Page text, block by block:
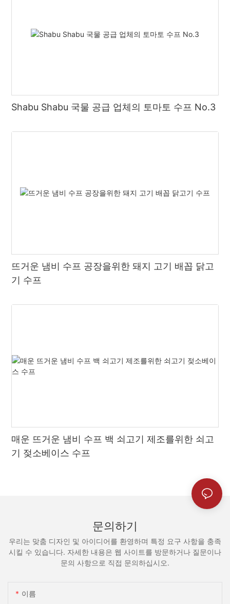
Shabu Shabu 국물 공급 업체의 토마토 수프 No.3
뜨거운 냄비 수프 공장을위한 돼지 고기 배꼽 닭고
기 수프
매운 뜨거운 냄비 수프 백 쇠고기 제조를위한 쇠고
기 젖소베이스 수프
문의하기
우리는 맞춤 디자인 및 아이디어를 환영하며 특정 요구 사항을 충족
시킬 수 있습니다. 자세한 내용은 웹 사이트를 방문하거나 질문이나
문의 사항으로 직접 문의하십시오.
이름